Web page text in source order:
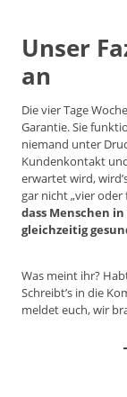
Unser
an
Die vier Tage
Garantie. Sie
niemand unter
Kundenkontakt
erwartet wird,
gar nicht „vier oder
dass Menschen
gleichzeitig
Was meint ihr?
Schreibt’s in die
meldet euch, wir